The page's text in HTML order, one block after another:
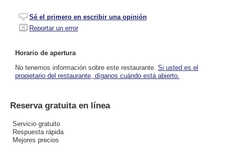
Sé el primero en escribir una opinión
Reportar un error
Horario de apertura
No tenemos información sobre este restaurante. Si usted es el
propietario del restaurante, díganos cuándo está abierto.
Reserva gratuita en línea
Servicio gratuito
Respuesta rápida
Mejores precios